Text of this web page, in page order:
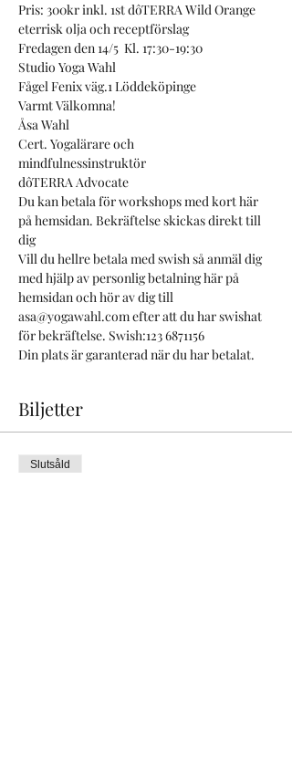
Pris: 300kr inkl. 1st dôTERRA Wild Orange
eterrisk olja och receptförslag
Fredagen den 14/5  Kl. 17:30-19:30
Studio Yoga Wahl
Fågel Fenix väg.1 Löddeköpinge
Varmt Välkomna!
Åsa Wahl
Cert. Yogalärare och
mindfulnessinstruktör
dôTERRA Advocate
Du kan betala för workshops med kort här
på hemsidan. Bekräftelse skickas direkt till
dig
Vill du hellre betala med swish så anmäl dig
med hjälp av personlig betalning här på
hemsidan och hör av dig till
asa@yogawahl.com efter att du har swishat
för bekräftelse. Swish:123 6871156
Din plats är garanterad när du har betalat.
Biljetter
Slutsåld